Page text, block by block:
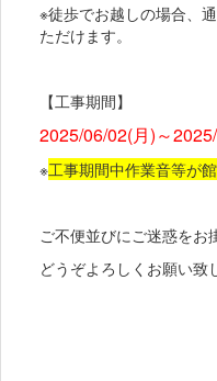
※徒歩でお越しの場合、
ただけます。
【工事期間】
2025/06/02(月)～
※工事期間中作業音等が
ご不便並びにご迷惑をお
どうぞよろしくお願い致